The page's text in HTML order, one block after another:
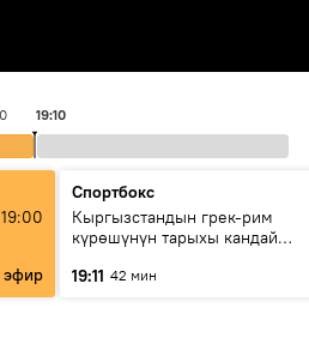
19:10
эфир
Спортбокс
Кыргызстандын грек-рим
күрөшүнүн тарыхы кандай
19:11 42 мин